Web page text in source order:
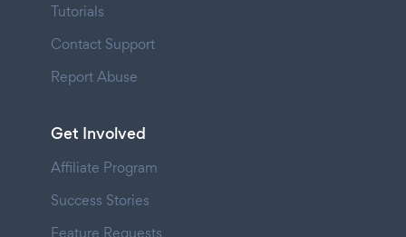
Tutorials
Contact Support
Report Abuse
Get Involved
Affiliate Program
Success Stories
Feature Requests